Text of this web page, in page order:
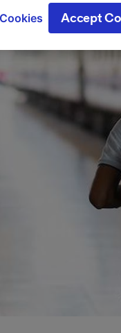
in the privacy
and will not affect
on a device.
measurement,
Accept